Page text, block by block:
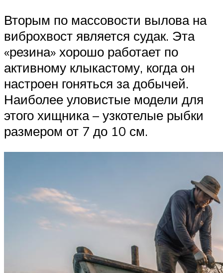
Вторым по массовости вылова на
виброхвост является судак. Эта
«резина» хорошо работает по
активному клыкастому, когда он
настроен гоняться за добычей.
Наиболее уловистые модели для
этого хищника – узкотелые рыбки
размером от 7 до 10 см.